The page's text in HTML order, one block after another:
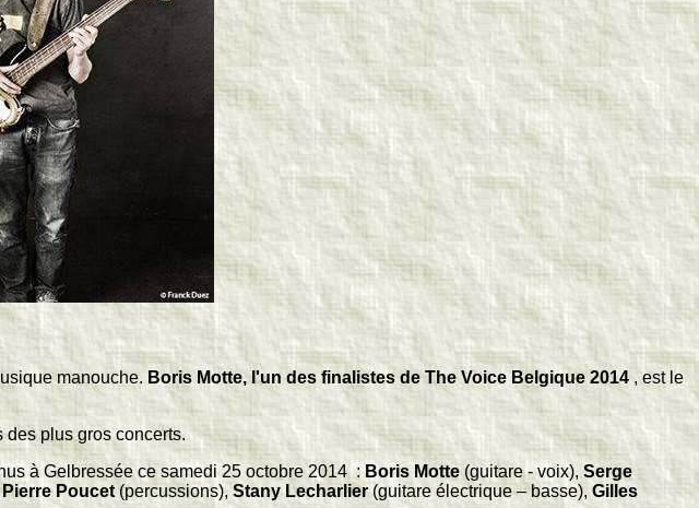
manouche. Boris Motte, l'un des finalistes de The Voice Belgique 2014 , est le
plus gros concerts.
à Gelbressée ce samedi 25 octobre 2014 :Boris Motte (guitare - voix), Serge
Pierre Poucet(percussions), Stany Lecharlier(guitare électrique – basse), Gilles